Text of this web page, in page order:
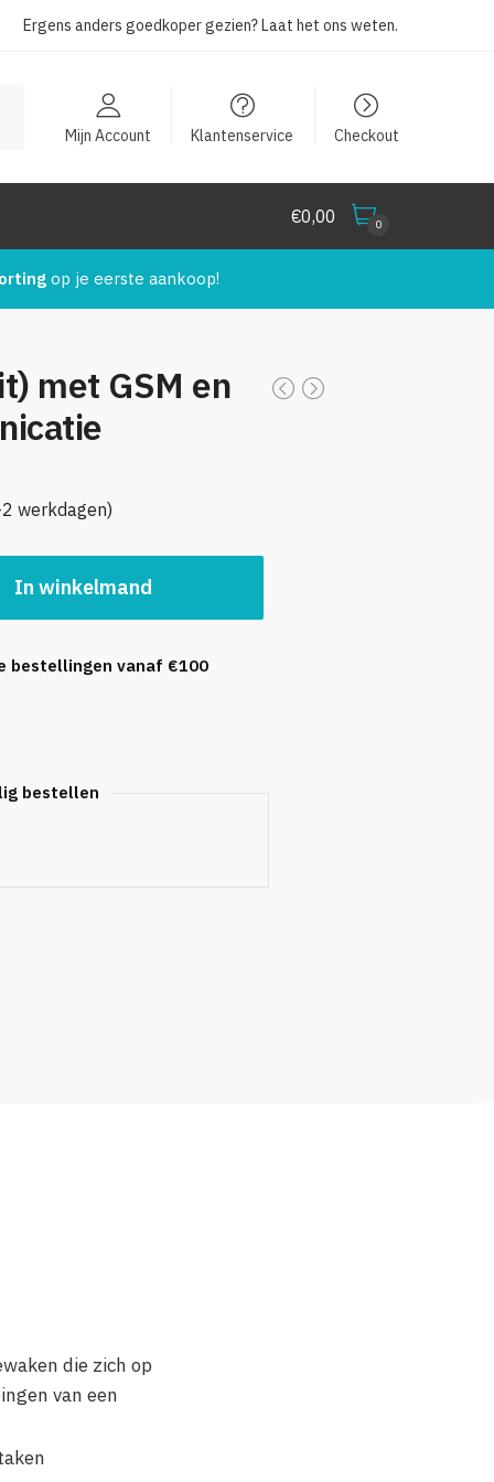
Ergens anders goedkoper gezien?Laat het ons weten.
Mijn Account Klantenservice Checkout
€0,00 0
op je eerste aankoop!
met GSM en
werkdagen)
In winkelmand
bestellingen vanaf €100
bestellen
die zich op
van een